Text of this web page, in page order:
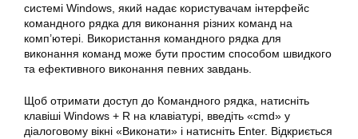
системі Windows, який надає користувачам інтерфейс
командного рядка для виконання різних команд на
комп’ютері. Використання командного рядка для
виконання команд може бути простим способом швидкого
та ефективного виконання певних завдань.
Щоб отримати доступ до Командного рядка, натисніть
клавіші Windows + R на клавіатурі, введіть «cmd» у
діалоговому вікні «Виконати» і натисніть Enter. Відкриється